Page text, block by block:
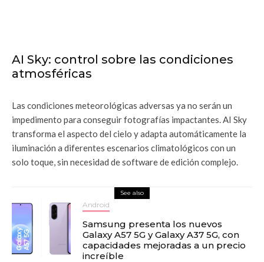
AI Sky: control sobre las condiciones
atmosféricas
Las condiciones meteorológicas adversas ya no serán un
impedimento para conseguir fotografías impactantes. AI Sky
transforma el aspecto del cielo y adapta automáticamente la
iluminación a diferentes escenarios climatológicos con un
solo toque, sin necesidad de software de edición complejo.
See also
Android
Samsung presenta los nuevos
Galaxy A57 5G y Galaxy A37 5G, con
capacidades mejoradas a un precio
increíble